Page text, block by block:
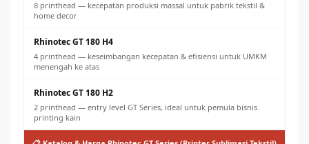
8 printhead — kecepatan produksi massal untuk pabrik tekstil &
home decor
Rhinotec GT 180 H4
4 printhead — keseimbangan kecepatan & efisiensi untuk UMKM
menengah ke atas
Rhinotec GT 180 H2
2 printhead — entry level GT Series, ideal untuk pemula bisnis
printing kain